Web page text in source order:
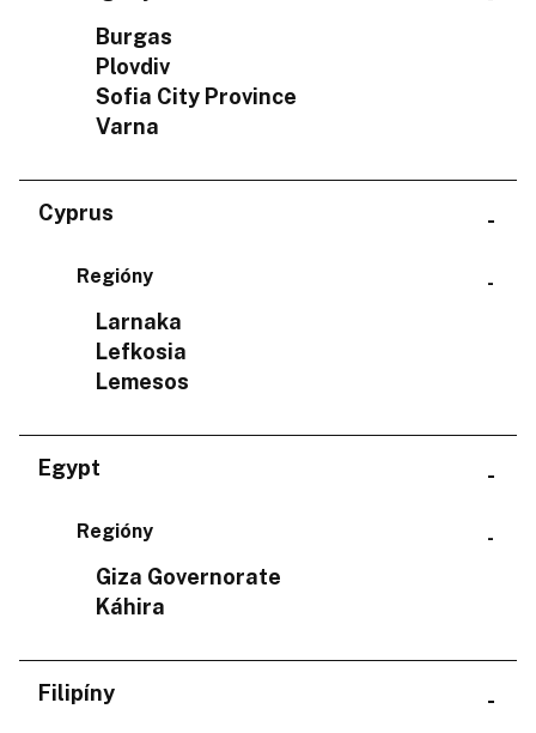
Burgas
Plovdiv
Sofia City Province
Varna
Cyprus
Regióny
Larnaka
Lefkosia
Lemesos
Egypt
Regióny
Giza Governorate
Káhira
Filipíny